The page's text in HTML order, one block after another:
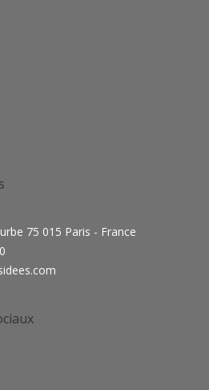
75 015 Paris - France